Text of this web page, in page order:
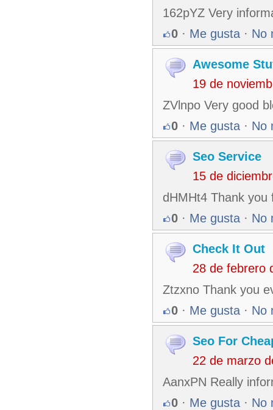
162pYZ Very
0 · Me gusta · No
Awesome
19 de
ZVlnpo Very good
0 · Me gusta · No
Seo Service
15 de
dHMHt4 Thank you
0 · Me gusta · No
Check It Out
28 de febrero
Ztzxno Thank you
0 · Me gusta · No
Seo For
22 de marzo
AanxPN Really
0 · Me gusta · No